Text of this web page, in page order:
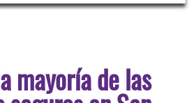
mayoría de las